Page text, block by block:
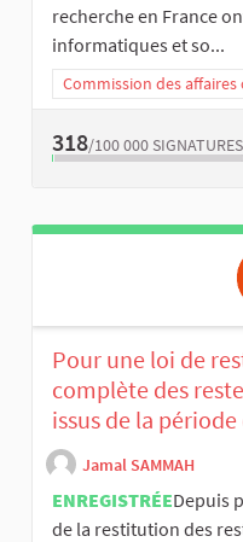
recherche en France
informatiques et so...
Commission des
318/100 000 SIGNATURES
​Pour une loi de
complète des
issus de la
Jamal SAMMAH
ENREGISTRÉE​Depuis
de la restitution des